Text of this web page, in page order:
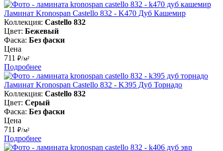
Ламинат Kronospan Castello 832 - K470 Дуб Кашемир
Коллекция: Castello 832
Цвет: Бежевый
Фаска: Без фаски
Цена
711 ₽/м²
Подробнее
Ламинат Kronospan Castello 832 - K395 Дуб Торнадо
Коллекция: Castello 832
Цвет: Серый
Фаска: Без фаски
Цена
711 ₽/м²
Подробнее